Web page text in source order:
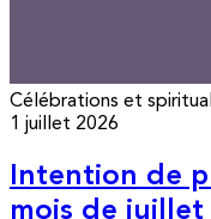
Célébrations et
1 juillet 2026
Intention de
mois de juillet